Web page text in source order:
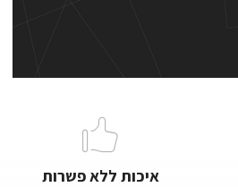
איכות ללא פשרות